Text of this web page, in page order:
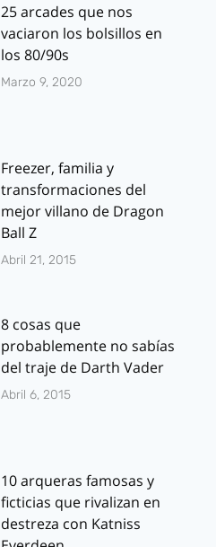
25 arcades que nos
vaciaron los bolsillos en
los 80/90s
Marzo 9, 2020
Freezer, familia y
transformaciones del
mejor villano de Dragon
Ball Z
Abril 21, 2015
8 cosas que
probablemente no sabías
del traje de Darth Vader
Abril 6, 2015
10 arqueras famosas y
ficticias que rivalizan en
destreza con Katniss